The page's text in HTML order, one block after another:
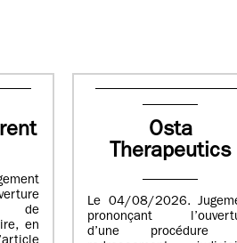
de
en
Osta
Therapeutics
Le 04/08/2026.
prononçant
d’une procédure